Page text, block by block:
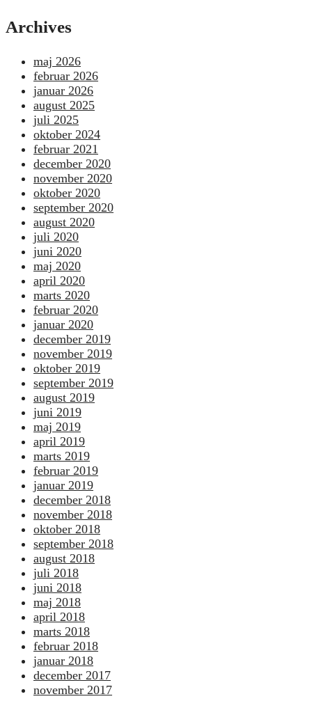
Archives
maj 2026
februar 2026
januar 2026
august 2025
juli 2025
oktober 2024
februar 2021
december 2020
november 2020
oktober 2020
september 2020
august 2020
juli 2020
juni 2020
maj 2020
april 2020
marts 2020
februar 2020
januar 2020
december 2019
november 2019
oktober 2019
september 2019
august 2019
juni 2019
maj 2019
april 2019
marts 2019
februar 2019
januar 2019
december 2018
november 2018
oktober 2018
september 2018
august 2018
juli 2018
juni 2018
maj 2018
april 2018
marts 2018
februar 2018
januar 2018
december 2017
november 2017